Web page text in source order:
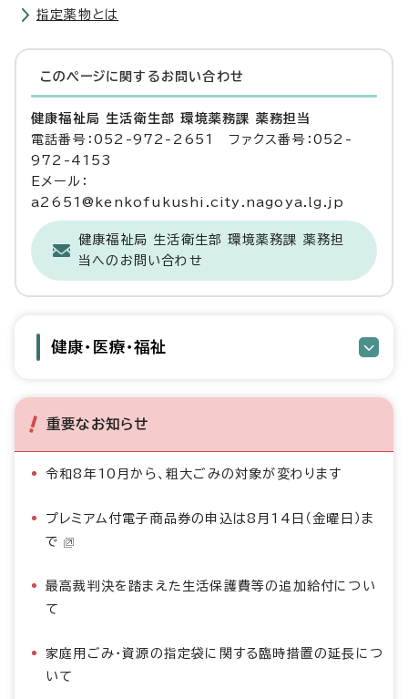
指定薬物とは
このページに関する お問い合わせ
健康福祉局 生活衛生部 環境薬務課 薬務担当
電話番号：052-972-2651 ファクス番号：052-
972-4153
Eメール：
a2651@kenkofukushi.city.nagoya.lg.jp
健康福祉局 生活衛生部 環境薬務課 薬務担
当へのお問い合わせ
健康・医療・福祉
重要なお知らせ
令和8年10月から、粗大ごみの対象が変わります
プレミアム付電子商品券の申込は8月14日（金曜日）ま
で
最高裁判決を踏まえた生活保護費等の追加給付につい
て
家庭用ごみ・資源の指定袋に関する臨時措置の延長につ
いて